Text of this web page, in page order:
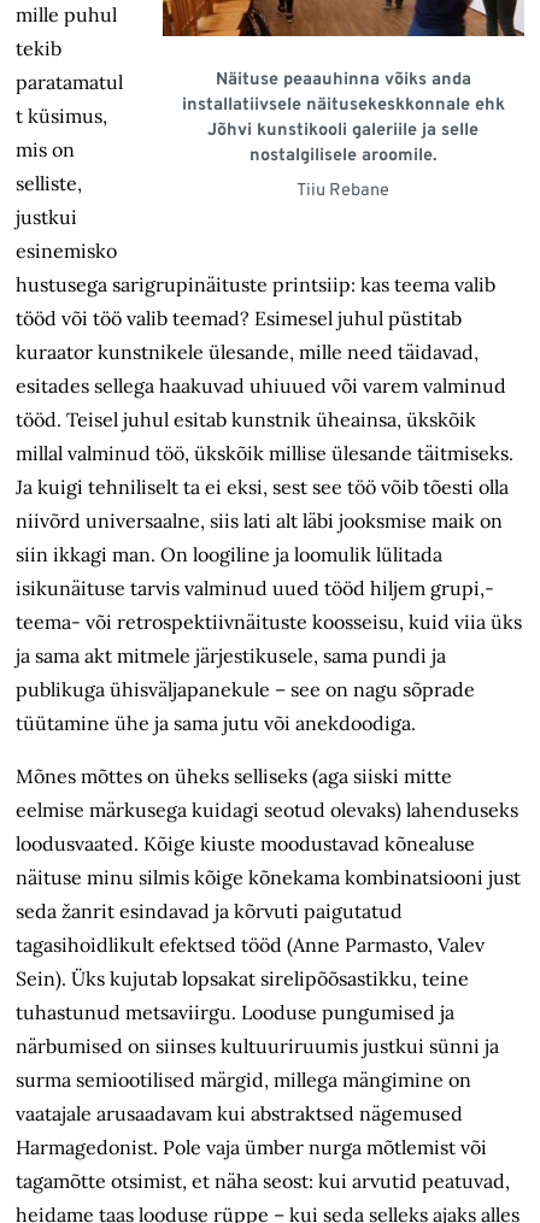
Näituse peaauhinna võiks anda
installatiivsele näitusekeskkonnale ehk
Jõhvi kunstikooli galeriile ja selle
nostalgilisele aroomile.
Tiiu Rebane
mille puhul
tekib
paratamatul
t küsimus,
mis on
selliste,
justkui
esinemisko
hustusega sarigrupinäituste printsiip: kas teema valib
tööd või töö valib teemad? Esimesel juhul püstitab
kuraator kunstnikele ülesande, mille need täidavad,
esitades sellega haakuvad uhiuued või varem valminud
tööd. Teisel juhul esitab kunstnik üheainsa, ükskõik
millal valminud töö, ükskõik millise ülesande täitmiseks.
Ja kuigi tehniliselt ta ei eksi, sest see töö võib tõesti olla
niivõrd universaalne, siis lati alt läbi jooksmise maik on
siin ikkagi man. On loogiline ja loomulik lülitada
isikunäituse tarvis valminud uued tööd hiljem grupi,-
teema- või retrospektiivnäituste koosseisu, kuid viia üks
ja sama akt mitmele järjestikusele, sama pundi ja
publikuga ühisväljapanekule – see on nagu sõprade
tüütamine ühe ja sama jutu või anekdoodiga.
Mõnes mõttes on üheks selliseks (aga siiski mitte
eelmise märkusega kuidagi seotud olevaks) lahenduseks
loodusvaated. Kõige kiuste moodustavad kõnealuse
näituse minu silmis kõige kõnekama kombinatsiooni just
seda žanrit esindavad ja kõrvuti paigutatud
tagasihoidlikult efektsed tööd (Anne Parmasto, Valev
Sein). Üks kujutab lopsakat sirelipõõsastikku, teine
tuhastunud metsaviirgu. Looduse pungumised ja
närbumised on siinses kultuuriruumis justkui sünni ja
surma semiootilised märgid, millega mängimine on
vaatajale arusaadavam kui abstraktsed nägemused
Harmagedonist. Pole vaja ümber nurga mõtlemist või
tagamõtte otsimist, et näha seost: kui arvutid peatuvad,
heidame taas looduse rüppe – kui seda selleks ajaks alles